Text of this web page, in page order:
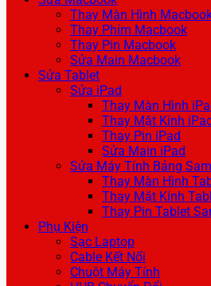
Thay Màn Hình
Thay Phím Macbook
Thay Pin Macbook
Sửa Main Macbook
Sửa Tablet
Sửa iPad
Thay Màn Hình
Thay Mặt Kính
Thay Pin iPad
Sửa Main iPad
Sửa Máy Tính Bảng
Thay Màn Hình
Thay Mặt Kính
Thay Pin Tablet
Phụ Kiện
Sạc Laptop
Cable Kết Nối
Chuột Máy Tính